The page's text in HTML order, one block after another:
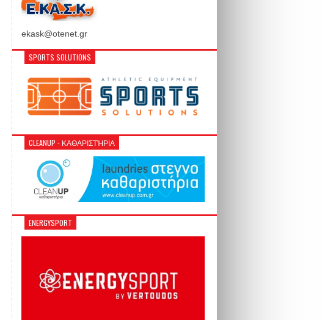
ekask@otenet.gr
SPORTS SOLUTIONS
CLEANUP - ΚΑΘΑΡΙΣΤΉΡΙΑ
ENERGYSPORT